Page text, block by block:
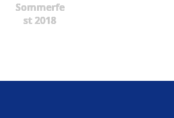
Sommerfe
st 2018